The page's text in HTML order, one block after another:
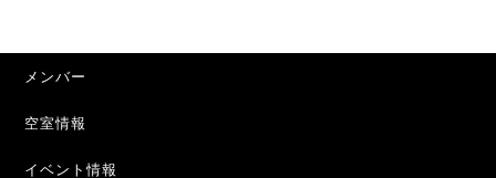
メンバー
空室情報
イベント情報